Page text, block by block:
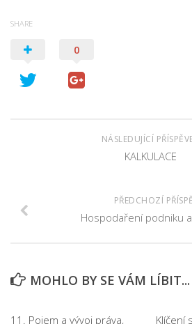
SHARE
0
NÁSLEDUJÍCÍ
KALKULACE
PŘEDCHOZÍ
Hospodaření podniku
MOHLO BY SE VÁM LÍBIT...
11. Pojem a vývoj práva,
Klíčení